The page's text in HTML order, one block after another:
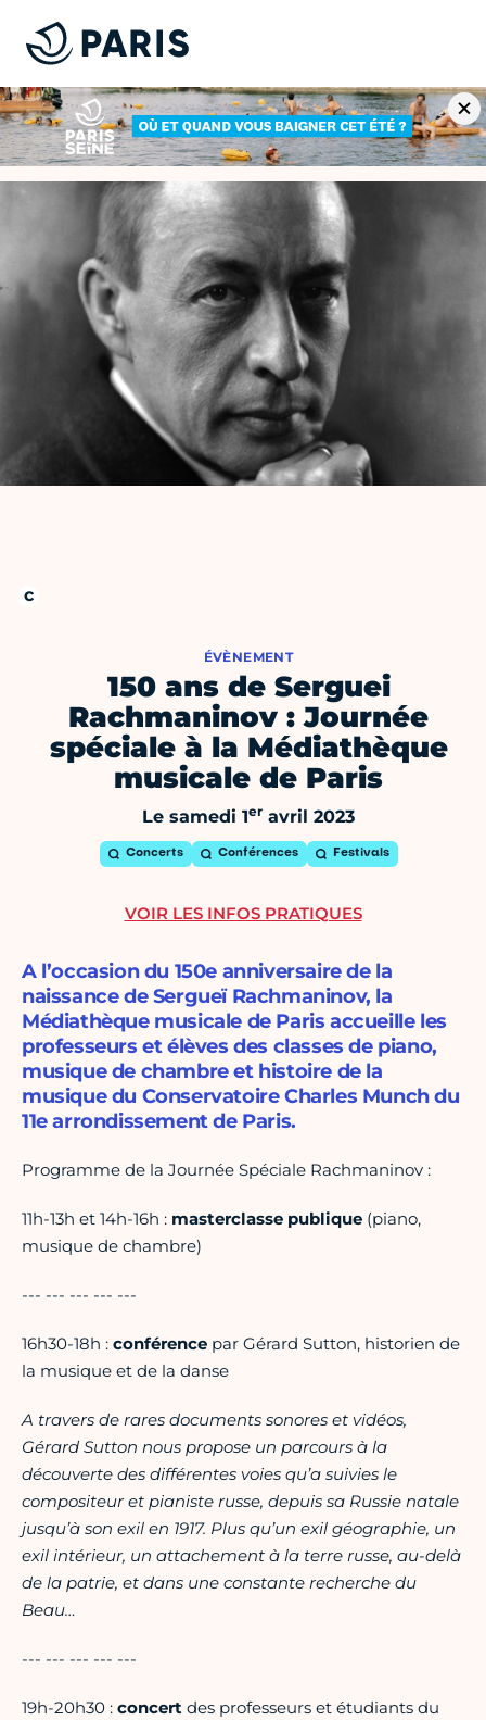
ÉVÈNEMENT
150 ans de Serguei
Rachmaninov : Journée
spéciale à la Médiathèque
musicale de Paris
Le samedi 1er avril 2023
Concerts Conférences Festivals
A l’occasion du 150e anniversaire de la
naissance de Sergueï Rachmaninov, la
Médiathèque musicale de Paris accueille les
professeurs et élèves des classes de piano,
musique de chambre et histoire de la
musique du Conservatoire Charles Munch du
11e arrondissement de Paris.
Programme de la Journée Spéciale Rachmaninov :
11h-13h et 14h-16h : masterclasse publique (piano,
musique de chambre)
--- --- --- --- ---
16h30-18h : conférence par Gérard Sutton, historien de
la musique et de la danse
A travers de rares documents sonores et vidéos,
Gérard Sutton nous propose un parcours à la
découverte des différentes voies qu’a suivies le
compositeur et pianiste russe, depuis sa Russie natale
jusqu’à son exil en 1917. Plus qu’un exil géographie, un
exil intérieur, un attachement à la terre russe, au-delà
de la patrie, et dans une constante recherche du
Beau…
--- --- --- --- ---
19h-20h30 : concert des professeurs et étudiants du
VOIR LES INFOS PRATIQUES